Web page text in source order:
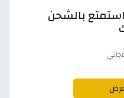
سلفردج 2026 | استمتع بالشحن